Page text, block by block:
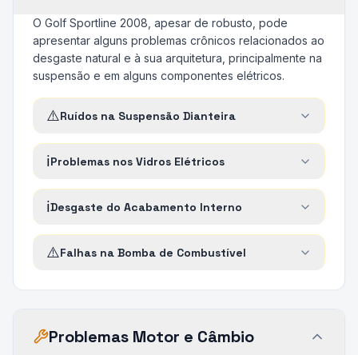
O Golf Sportline 2008, apesar de robusto, pode
apresentar alguns problemas crônicos relacionados ao
desgaste natural e à sua arquitetura, principalmente na
suspensão e em alguns componentes elétricos.
⚠️Ruídos na Suspensão Dianteira
ℹ️Problemas nos Vidros Elétricos
ℹ️Desgaste do Acabamento Interno
⚠️Falhas na Bomba de Combustível
Problemas Motor e Câmbio